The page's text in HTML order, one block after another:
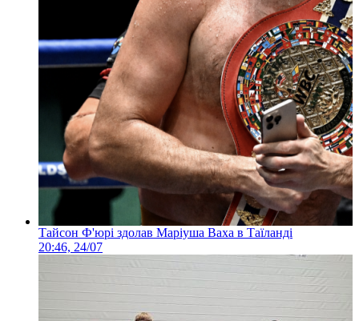
Тайсон Ф'юрі здолав Маріуша Ваха в Таїланді
20:46, 24/07